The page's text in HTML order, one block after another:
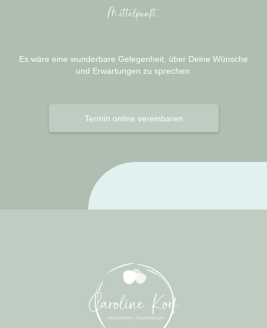
Mittelpunkt.
Es wäre eine wunderbare Gelegenheit, über Deine Wünsche
und Erwartungen zu sprechen.
Termin online vereinbaren